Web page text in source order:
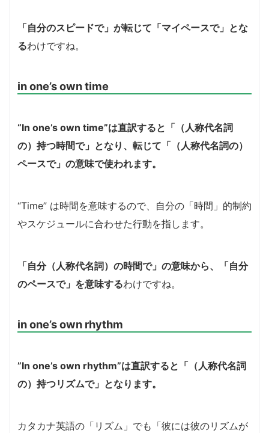
「自分のスピードで」が転じて「マイペースで」とな
るわけですね。
in one’s own time
“In one’s own time”は直訳すると「（人称代名詞
の）持つ時間で」となり、転じて「（人称代名詞の）
ペースで」の意味で使われます。
“Time” は時間を意味するので、自分の「時間」的制約
やスケジュールに合わせた行動を指します。
「自分（人称代名詞）の時間で」の意味から、「自分
のペースで」を意味するわけですね。
in one’s own rhythm
”In one’s own rhythm”は直訳すると「（人称代名詞
の）持つリズムで」となります。
カタカナ英語の「リズム」でも「彼には彼のリズムが